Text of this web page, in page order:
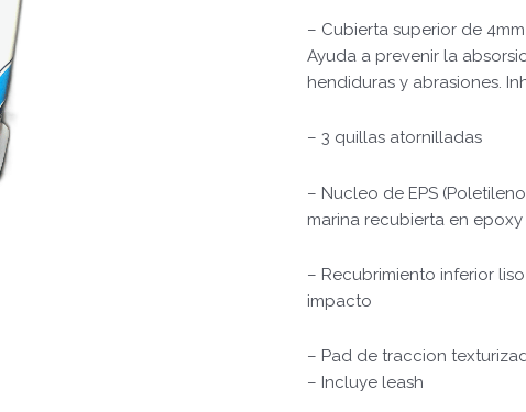
– Cubierta superior de
Ayuda a prevenir la
hendiduras y abrasiones.
– 3 quillas atornilladas
– Nucleo de EPS
marina recubierta en epoxy
– Recubrimiento inferior
impacto
– Pad de traccion
– Incluye leash